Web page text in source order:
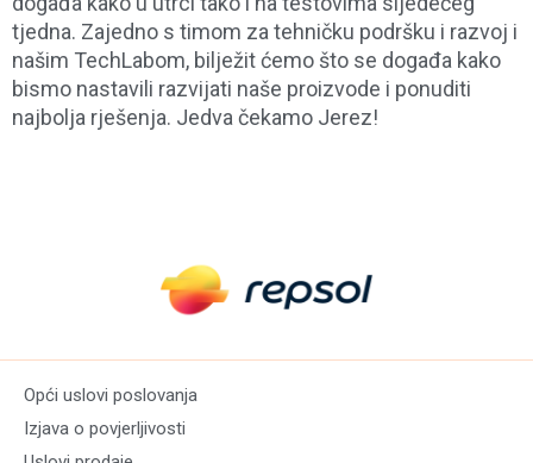
tjedna. Zajedno s timom za tehničku podršku i razvoj i
našim TechLabom, bilježit ćemo što se događa kako
bismo nastavili razvijati naše proizvode i ponuditi
najbolja rješenja. Jedva čekamo Jerez!
Opći uslovi poslovanja
Izjava o povjerljivosti